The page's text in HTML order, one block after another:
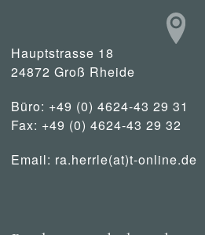
Hauptstrasse 18
24872 Groß Rheide
Büro: +49 (0) 4624-43 29 31
Fax: +49 (0) 4624-43 29 32
Email: ra.herrle(at)t-online.de